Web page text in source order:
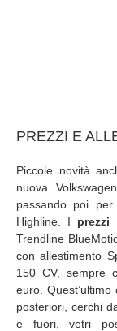
PREZZI E
Piccole novità
nuova
passando poi
Highline. I prezzi
Trendline
con allestimento
150 CV, sempre
euro.
posteriori, cerchi
e fuori, vetri